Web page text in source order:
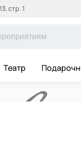
стр. 1
Театр